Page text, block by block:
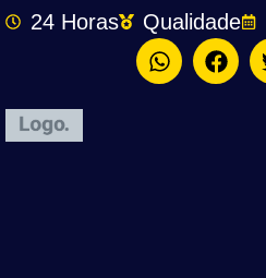
24 Horas Qualidade